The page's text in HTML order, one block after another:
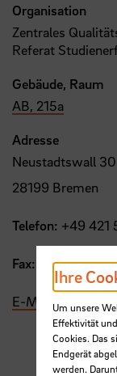
Organisation
Zentrales
Referat
Gebäude, Raum
AB, 215a
Adresse
Neustadtswall 30
28199 Bremen
Telefon: +49 421
Fax: +49 421
E-Mail
Ihre
Um unsere
Effektivität
Cookies. Das
Endgerät
werden.